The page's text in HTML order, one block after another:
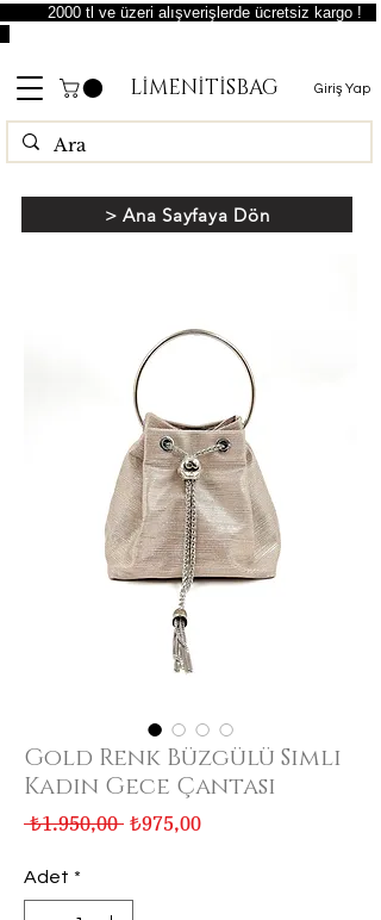
LİMENİTİSBAG Giriş Yap
2000 tl ve üzeri alışverişlerde ücretsiz kargo !
Gold Renk Büzgülü Simli
Kadın Gece Çantası
₺1.950,00 Normal
₺975,00İndirimli
Adet *
> Ana Sayfaya Dön